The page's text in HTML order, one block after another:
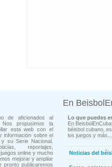
de aficionados al
Nos propusimos la
esta web con el
información sobre el
su Serie Nacional.
reportajes,
online y mucho
mejorar y ampliar
publicaremos
En
Lo que puedes
En
béisbol cubano,
los juegos y más...
Noticias del